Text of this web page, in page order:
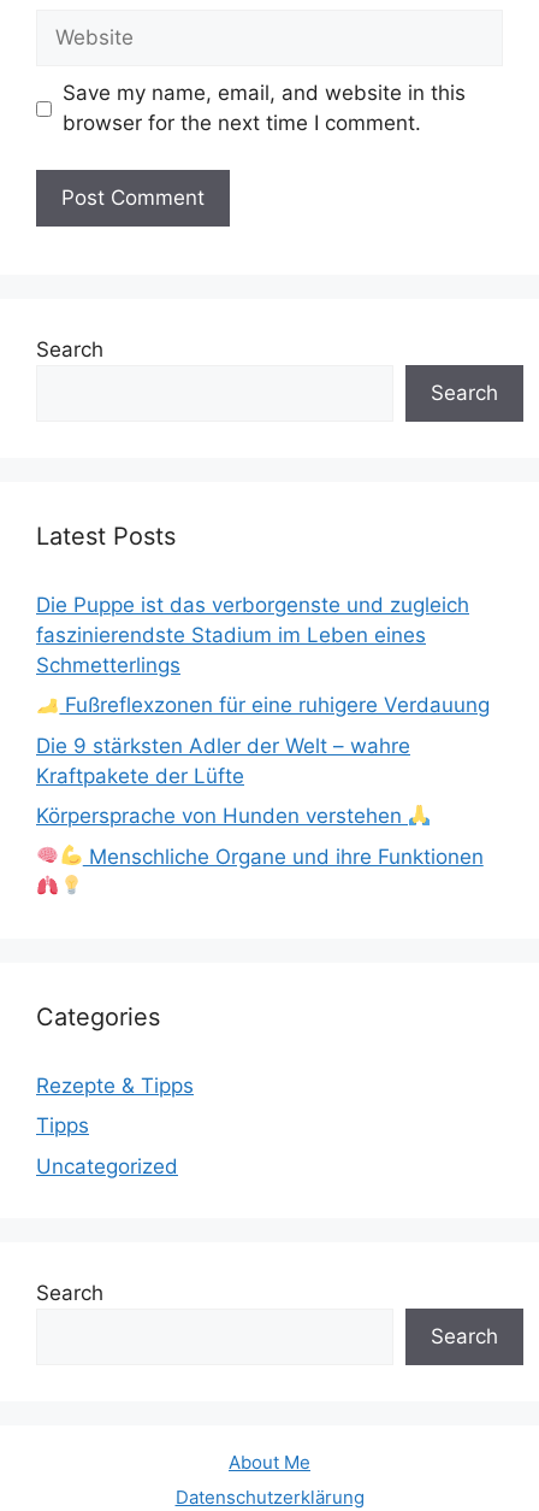
Website
Save my name, email, and website in this
browser for the next time I comment.
Search
Search
Latest Posts
Die Puppe ist das verborgenste und zugleich
faszinierendste Stadium im Leben eines
Schmetterlings
Fußreflexzonen für eine ruhigere Verdauung
Die 9 stärksten Adler der Welt – wahre
Kraftpakete der Lüfte
Körpersprache von Hunden verstehen
Menschliche Organe und ihre Funktionen
Categories
Rezepte & Tipps
Tipps
Uncategorized
Search
Search
About Me
Datenschutzerklärung